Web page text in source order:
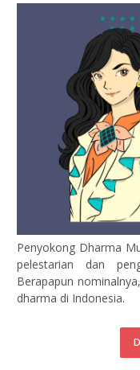
Penyokong Dharma
pelestarian dan
Berapapun
dharma di Indonesia.